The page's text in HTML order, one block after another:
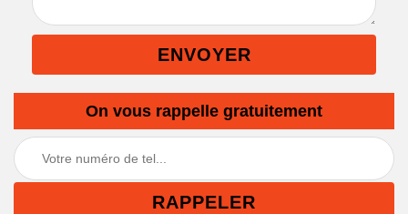
On vous rappelle gratuitement